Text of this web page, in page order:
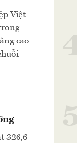
Việt
cao
326,6